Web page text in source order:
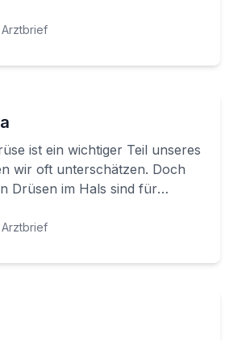
regulieren...
Arztbrief
ist ein wichtiger Teil unseres
wir oft unterschätzen. Doch
Drüsen im Hals sind für
von gr...
Arztbrief